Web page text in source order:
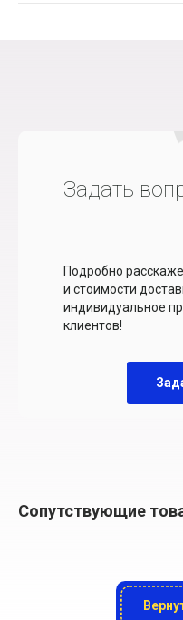
Задать
Подробно
и стоимости
индивидуальное
клиентов!
Сопутствующие